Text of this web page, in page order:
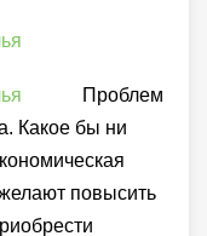
Проблем
Какое бы ни
повысить